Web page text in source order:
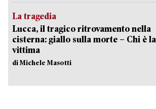
La tragedia
Lucca, il tragico ritrovamento nella
cisterna: giallo sulla morte – Chi è la
vittima
di Michele Masotti